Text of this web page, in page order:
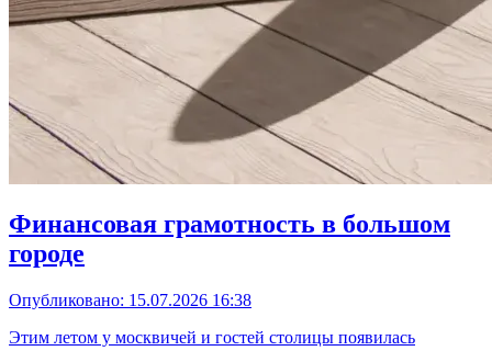
Финансовая грамотность в большом
городе
Опубликовано: 15.07.2026 16:38
Этим летом у москвичей и гостей столицы появилась